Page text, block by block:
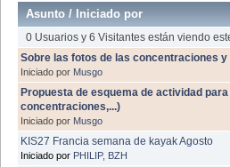
Asunto / Iniciado por
0 Usuarios y 6 Visitantes están viendo
Sobre las fotos de las concentraciones y
Iniciado por Musgo
Propuesta de esquema de actividad
concentraciones,...)
Iniciado por Musgo
KIS27 Francia semana de kayak Agosto
Iniciado por PHILIP, BZH